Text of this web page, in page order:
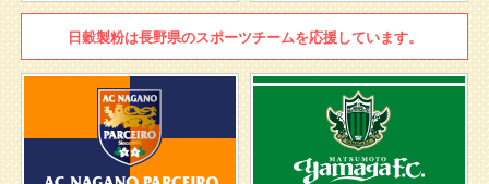
日穀製粉は長野県のスポーツチームを応援しています。